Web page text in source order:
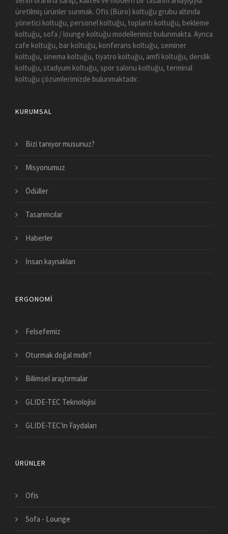
üretilmiş ürünler sunmak. Ofis (Büro) koltuğu grubu altında
yönetici koltuğu, personel koltuğu, toplantı koltuğu, bekleme
koltuğu, sofa / lounge koltuğu modellerimiz bulunmakta. Ayrıca
cafe koltuğu, bar koltuğu, konferans koltuğu, seminer
koltuğu, sinema koltuğu, tiyatro koltuğu, amfi koltuğu, derslik
koltuğu, stadyum koltuğu, spor salonu koltuğu, terminal
koltuğu çözümlerimizde bulunmaktadır.
KURUMSAL
Bizi tanıyor musunuz?
Misyonumuz
Ödüller
Tasarımcılar
Haberler
İnsan kaynakları
ERGONOMI
Felsefemiz
Oturmak doğal mıdır?
Bilimsel araştırmalar
GLIDE-TEC Teknolojisi
GLIDE-TEC'in Faydaları
ÜRÜNLER
Ofis
Sofa - Lounge